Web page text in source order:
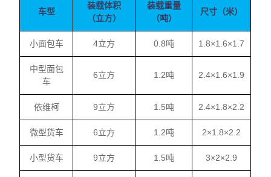
车型
装载体积
（立方）
装载重量
（吨）
尺寸（米）
小面包车 4立方 0.8吨 1.8×1.6×1.7
中型面包
车
6立方 1.2吨 2.4×1.6×1.9
依维柯 9立方 1.5吨 2.4×1.8×2.2
微型货车 6立方 1.2吨 2×1.8×2.2
小型货车 9立方 1.5吨 3×2×2.9